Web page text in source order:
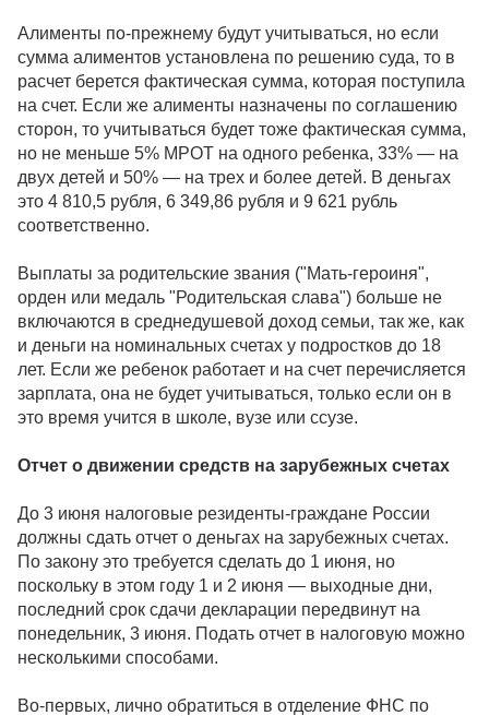
Алименты по-прежнему будут учитываться, но если
сумма алиментов установлена по решению суда, то в
расчет берется фактическая сумма, которая поступила
на счет. Если же алименты назначены по соглашению
сторон, то учитываться будет тоже фактическая сумма,
но не меньше 5% МРОТ на одного ребенка, 33% — на
двух детей и 50% — на трех и более детей. В деньгах
это 4 810,5 рубля, 6 349,86 рубля и 9 621 рубль
соответственно.
Выплаты за родительские звания ("Мать-героиня",
орден или медаль "Родительская слава") больше не
включаются в среднедушевой доход семьи, так же, как
и деньги на номинальных счетах у подростков до 18
лет. Если же ребенок работает и на счет перечисляется
зарплата, она не будет учитываться, только если он в
это время учится в школе, вузе или ссузе.
Отчет о движении средств на зарубежных счетах
До 3 июня налоговые резиденты-граждане России
должны сдать отчет о деньгах на зарубежных счетах.
По закону это требуется сделать до 1 июня, но
поскольку в этом году 1 и 2 июня — выходные дни,
последний срок сдачи декларации передвинут на
понедельник, 3 июня. Подать отчет в налоговую можно
несколькими способами.
Во-первых, лично обратиться в отделение ФНС по